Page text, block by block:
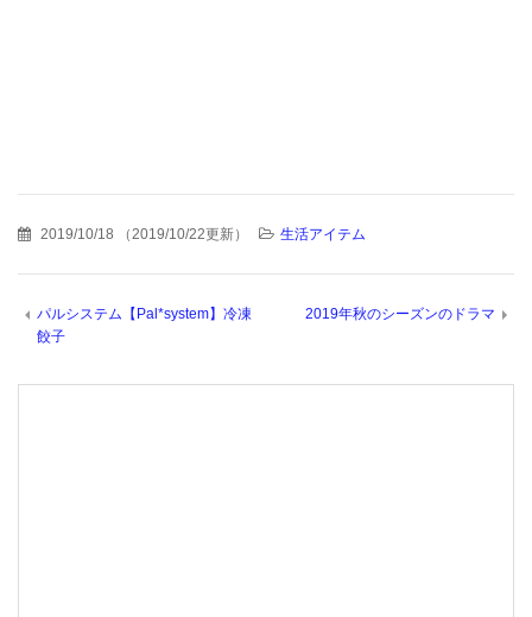
2019/10/18 （2019/10/22更新） 生活アイテム
パルシステム【Pal*system】冷凍
餃子
2019年秋のシーズンのドラマ